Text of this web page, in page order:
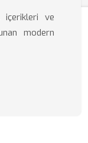
içerikleri ve
modern